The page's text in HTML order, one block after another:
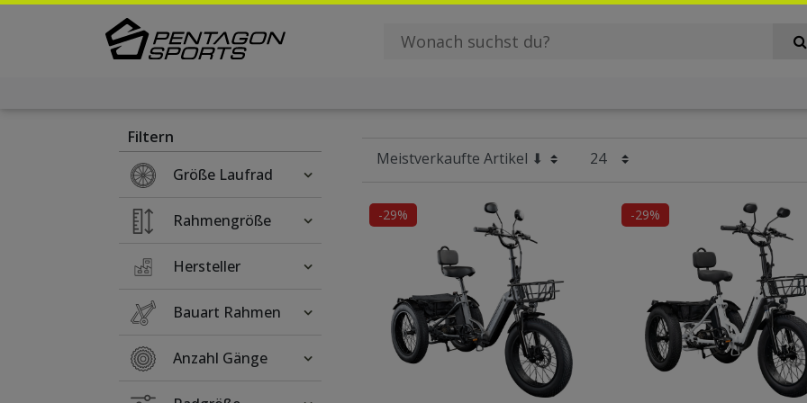
Filtern
Größe Laufrad
Rahmengröße
Hersteller
Bauart Rahmen
Anzahl Gänge
-29% -29%